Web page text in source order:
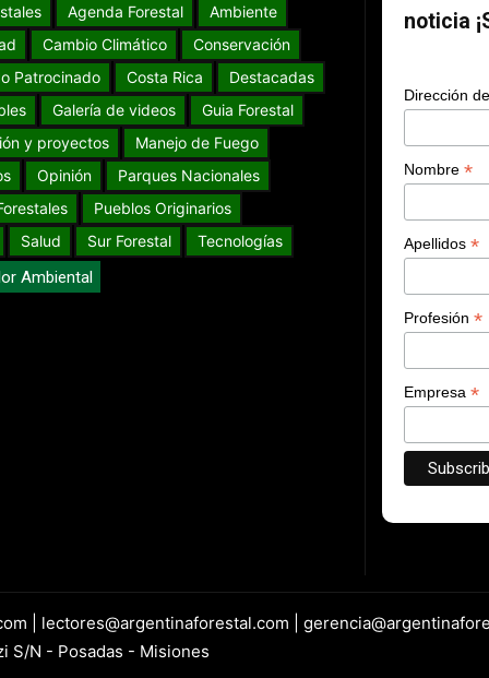
Agenda Forestal
Ambiente
Cambio Climático
Conservación
Patrocinado Costa Rica
Destacadas
Galería de videos
Guia Forestal
y proyectos
Manejo de Fuego
Opinión
Parques Nacionales
Pueblos Originarios
Salud Sur Forestal Tecnologías
Ambiental
noticia
Dirección
Nombre*
Apellidos*
Profesión*
Empresa*
| lectores@argentinaforestal.com |
S/N - Posadas - Misiones